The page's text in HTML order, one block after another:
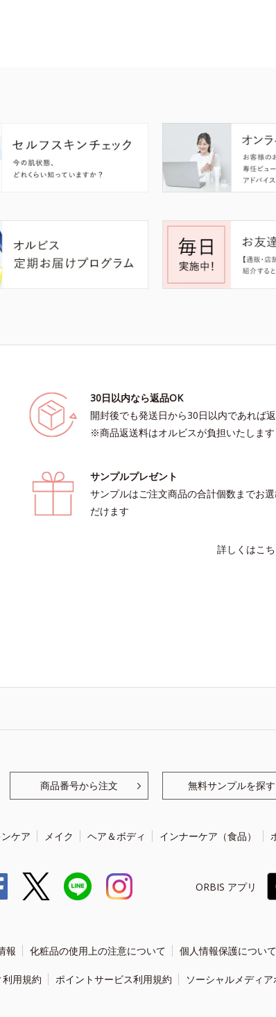
30日以内なら返品OK
開封後でも発送日から30日以内であれば
※商品返送料はオルビスが負担いたします
サンプルプレゼント
サンプルはご注文商品の合計個数までお
だけます
詳しくはこ
商品番号から注文 無料サンプルを探す
ケア メイク ヘア＆ボディ インナーケア（食品）
ORBIS アプリ
報 化粧品の使用上の注意について 個人情報保護について
用規約 ポイントサービス利用規約 ソーシャルメディ